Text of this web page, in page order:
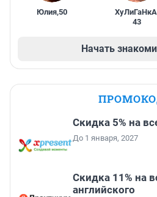
Юлия,50 ХуЛиГаНкА
43
Начать
Скидка 5% на
До 1 января, 2027
Скидка 11% на
английского